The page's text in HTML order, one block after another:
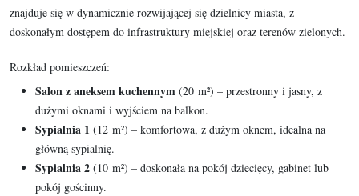
znajduje się w dynamicznie rozwijającej się dzielnicy miasta, z
doskonałym dostępem do infrastruktury miejskiej oraz terenów zielonych.
Rozkład pomieszczeń:
Salon z aneksem kuchennym (20 m²) – przestronny i jasny, z
dużymi oknami i wyjściem na balkon.
Sypialnia 1 (12 m²) – komfortowa, z dużym oknem, idealna na
główną sypialnię.
Sypialnia 2 (10 m²) – doskonała na pokój dziecięcy, gabinet lub
pokój gościnny.